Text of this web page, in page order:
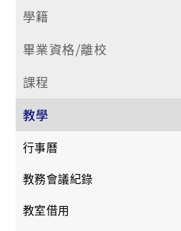
學籍
畢業資格/離校
課程
教學
行事曆
教務會議紀錄
教室借用